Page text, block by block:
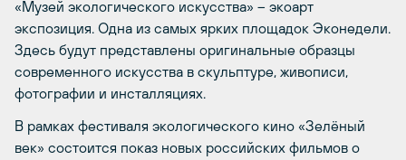
«Музей экологического искусства» – экоарт
экспозиция. Одна из самых ярких площадок Эконедели.
Здесь будут представлены оригинальные образцы
современного искусства в скульптуре, живописи,
фотографии и инсталляциях.
В рамках фестиваля экологического кино «Зелёный
век» состоится показ новых российских фильмов о